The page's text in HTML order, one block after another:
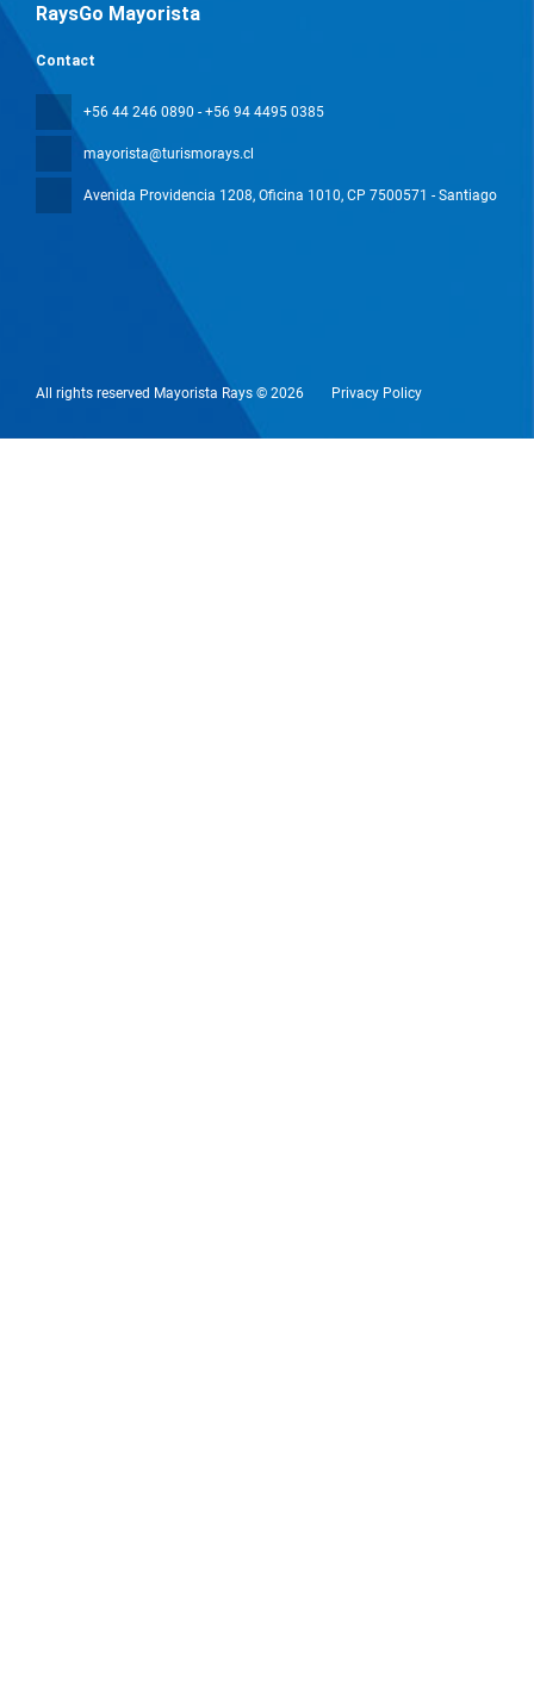
RaysGo Mayorista
Contact
+56 44 246 0890 - +56 94 4495 0385
mayorista@turismorays.cl
Avenida Providencia 1208, Oficina 1010, CP 7500571 - Santiago
All rights reserved Mayorista Rays © 2026 Privacy Policy